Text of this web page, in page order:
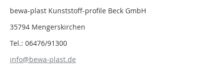
bewa-plast Kunststoff-profile Beck GmbH
35794 Mengerskirchen
Tel.: 06476/91300
info@bewa-plast.de